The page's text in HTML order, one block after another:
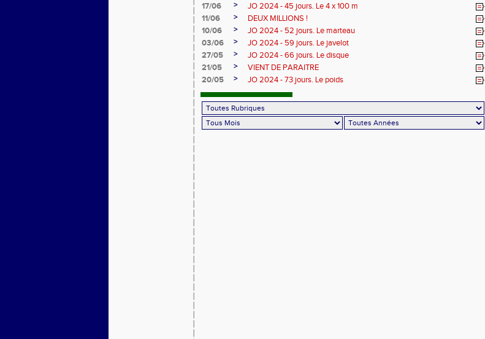
17/06
>
JO 2024 - 45 jours. Le 4 x 100 m
11/06
>
DEUX MILLIONS !
10/06
>
JO 2024 - 52 jours. Le marteau
03/06
>
JO 2024 - 59 jours. Le javelot
27/05
>
JO 2024 - 66 jours. Le disque
21/05
>
VIENT DE PARAITRE
20/05
> JO 2024 - 73 jours. Le poids